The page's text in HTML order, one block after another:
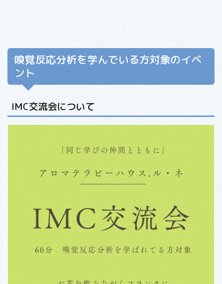
嗅覚反応分析を学んでいる方対象のイベ
ント
IMC交流会について